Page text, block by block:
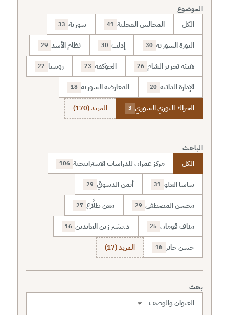
الموضوع
الكل المجالس المحلية 41 سورية 33
الثورة السورية 30 إدلب 30 نظام الأسد 29
هيئة تحرير الشام 26 الحوكمة 23 روسيا 22
الإدارة الذاتية 20 المعارضة السورية 18
الحراك الثوري السوري 3 المزيد (170)
الباحث
الكل مركز عمران للدراسات الاستراتيجية 106
ساشا العلو 31 أيمن الدسوقي 29
محسن المصطفى 29 معن طلَّاع 27
مناف قومان 25 د.بشير زين العابدين 16
حسن جابر 16 المزيد (17)
بحث